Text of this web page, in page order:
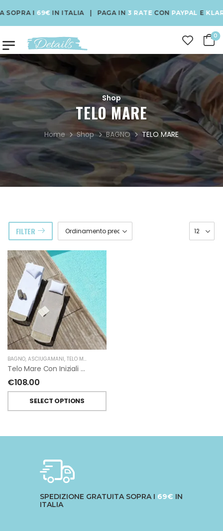
I69€IN ITALIA | PAGA IN 3 RATECONPAYPALE
0
Shop
TELO MARE
Home Shop BAGNO TELO MARE
FILTER
BAGNO, ASCIUGAMANI, TELO MARE
Telo Mare Con Iniziali Di Giardino Segreto
€108.00
SELECT OPTIONS
SPEDIZIONE GRATUITA SOPRA I 69€ IN
ITALIA